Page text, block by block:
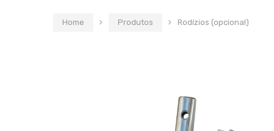
Home Produtos Rodízios (opcional)